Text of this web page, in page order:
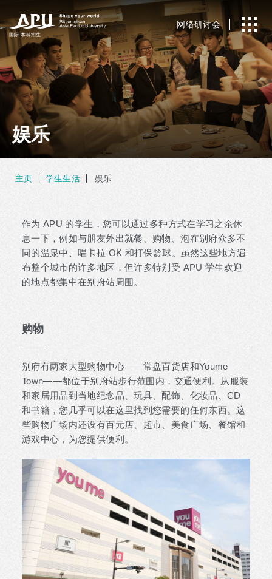
国际 本科招生
网络研讨会
娱乐
主页 学生生活 娱乐
作为 APU 的学生，您可以通过多种方式在学习之余休
息一下，例如与朋友外出就餐、购物、泡在别府众多不
同的温泉中、唱卡拉 OK 和打保龄球。虽然这些地方遍
布整个城市的许多地区，但许多特别受 APU 学生欢迎
的地点都集中在别府站周围。
购物
别府有两家大型购物中心——常盘百货店和Youme
Town——都位于别府站步行范围内，交通便利。从服装
和家居用品到当地纪念品、玩具、配饰、化妆品、CD
和书籍，您几乎可以在这里找到您需要的任何东西。这
些购物广场内还设有百元店、超市、美食广场、餐馆和
游戏中心，为您提供便利。